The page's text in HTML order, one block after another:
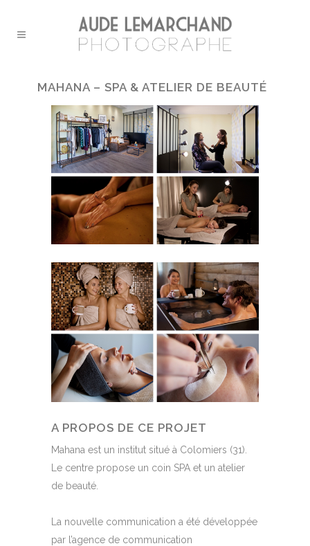
MAHANA – SPA & ATELIER DE BEAUTÉ
A PROPOS DE CE PROJET
Mahana est un institut situé à Colomiers (31).
Le centre propose un coin SPA et un atelier
de beauté.
La nouvelle communication a été développée
par l’agence de communication